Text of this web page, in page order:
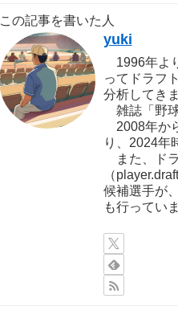
この記事を書いた人
yuki
1996年よ
ってドラフ
分析してき
雑誌「野球
2008年か
り、2024年
また、ド
（
候補選手が
も行ってい